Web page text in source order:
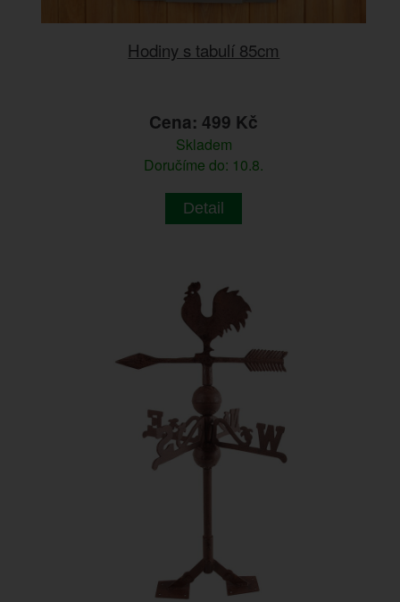
Hodiny s tabulí 85cm
Cena: 499 Kč
Skladem
Doručíme do: 10.8.
Detail